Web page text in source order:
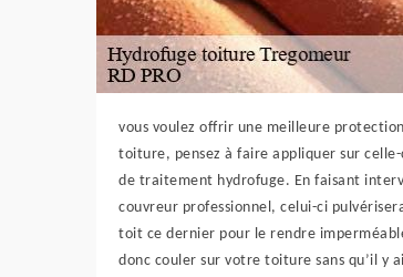
vous voulez offrir une meilleure
toiture, pensez à faire appliquer sur
de traitement hydrofuge. En faisant
couvreur professionnel, celui-ci
toit ce dernier pour le rendre
donc couler sur votre toiture sans qu’il y